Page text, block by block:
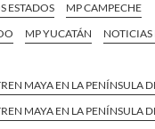
ESTADOS
MP CAMPECHE
MP YUCATÁN
MAYA EN LA PENÍNSULA
MAYA EN LA PENÍNSULA